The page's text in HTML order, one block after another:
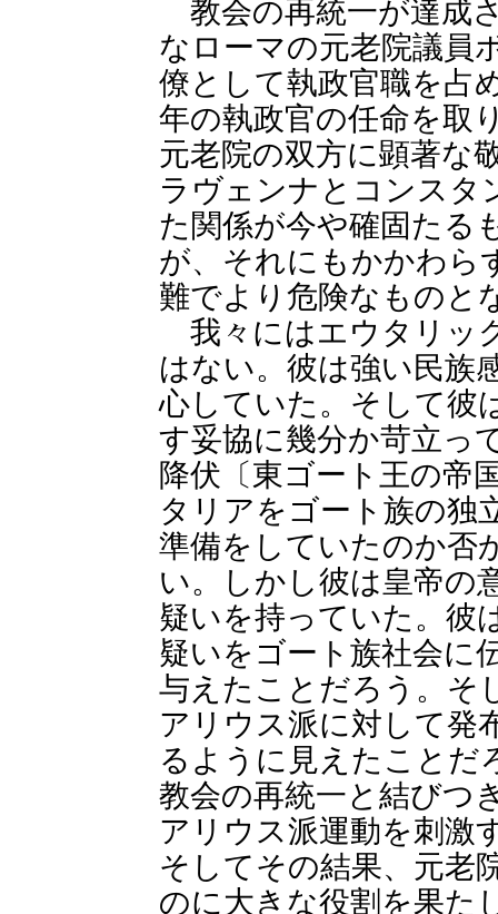
教会の再統一が達成
なローマの元老院議員
僚として執政官職を占
年の執政官の任命を取
元老院の双方に顕著な
ラヴェンナとコンスタ
た関係が今や確固たる
が、それにもかかわら
難でより危険なものと
我々にはエウタリッ
はない。彼は強い民族
心していた。そして彼
す妥協に幾分か苛立っ
降伏〔東ゴート王の帝
タリアをゴート族の独
準備をしていたのか否
い。しかし彼は皇帝の
疑いを持っていた。彼
疑いをゴート族社会に
与えたことだろう。そ
アリウス派に対して発
るように見えたことだ
教会の再統一と結びつ
アリウス派運動を刺激
そしてその結果、元老
のに大きな役割を果た